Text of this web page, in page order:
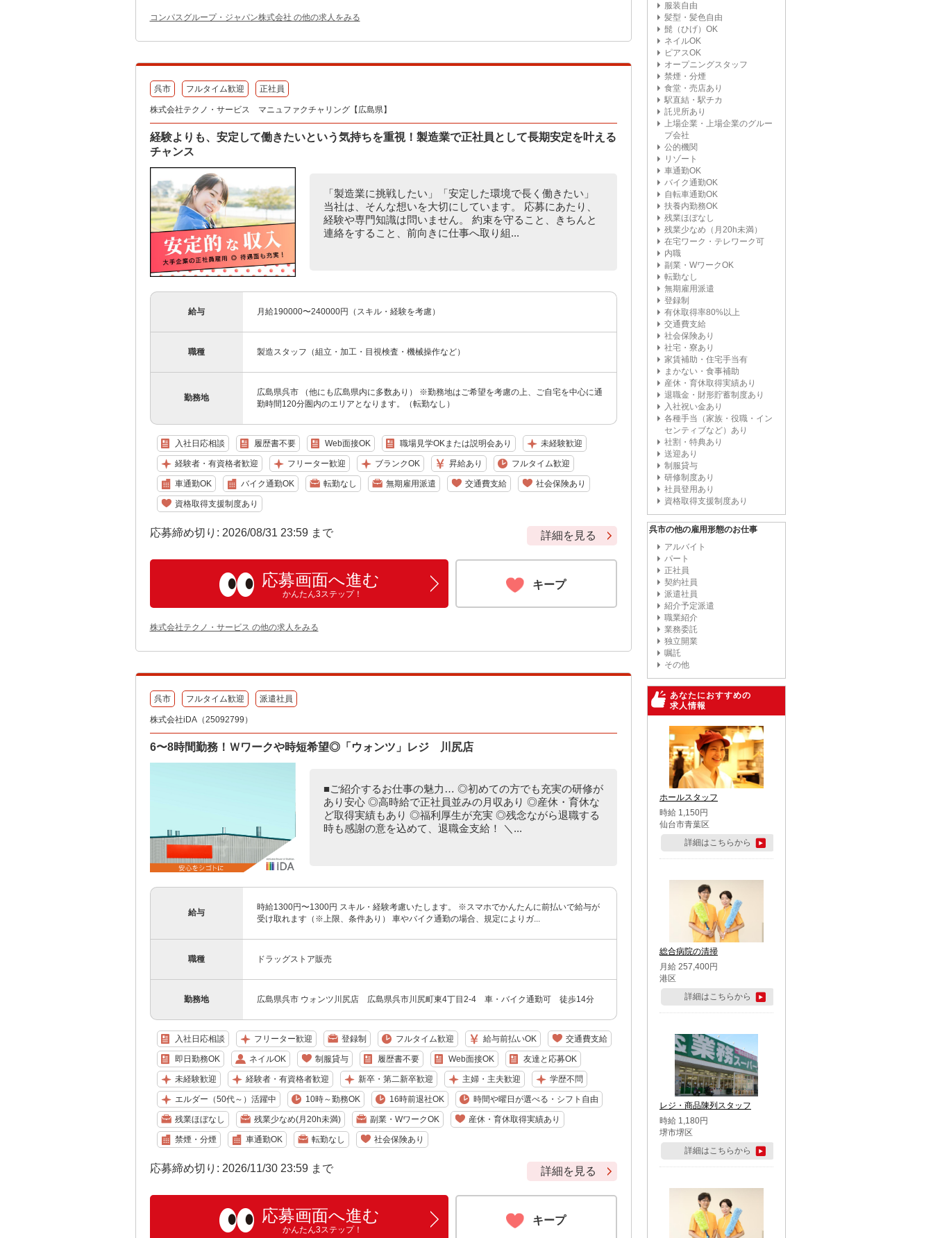
コンパスグループ・ジャパン株式会社 の他の求人をみる
呉市 フルタイム歓迎 正社員
株式会社テクノ・サービス マニュファクチャリング【広島県】
経験よりも、安定して働きたいという気持ちを重視！製造業で正社員として長期安定を叶える
チャンス
「製造業に挑戦したい」「安定した環境で長く働きたい」
当社は、そんな想いを大切にしています。 応募にあたり、
経験や専門知識は問いません。 約束を守ること、きちんと
連絡をすること、前向きに仕事へ取り組...
給与 月給190000〜240000円（スキル・経験を考慮）
職種 製造スタッフ（組立・加工・目視検査・機械操作など）
勤務地
広島県呉市 （他にも広島県内に多数あり） ※勤務地はご希望を考慮の上、ご自宅を中心に通
勤時間120分圏内のエリアとなります。（転勤なし）
入社日応相談 履歴書不要 Web面接OK 職場見学OKまたは説明会あり 未経験歓迎
経験者・有資格者歓迎 フリーター歓迎 ブランクOK 昇給あり フルタイム歓迎
車通勤OK バイク通勤OK 転勤なし 無期雇用派遣 交通費支給 社会保険あり
資格取得支援制度あり
応募締め切り: 2026/08/31 23:59 まで 詳細を見る
応募画面へ進む
かんたん3ステップ！
キープ
株式会社テクノ・サービス の他の求人をみる
呉市 フルタイム歓迎 派遣社員
株式会社iDA（25092799）
6〜8時間勤務！Ｗワークや時短希望◎「ウォンツ」レジ 川尻店
■ご紹介するお仕事の魅力… ◎初めての方でも充実の研修が
あり安心 ◎高時給で正社員並みの月収あり ◎産休・育休な
ど取得実績もあり ◎福利厚生が充実 ◎残念ながら退職する
時も感謝の意を込めて、退職金支給！ ＼...
給与
時給1300円〜1300円 スキル・経験考慮いたします。 ※スマホでかんたんに前払いで給与が
受け取れます（※上限、条件あり） 車やバイク通勤の場合、規定によりガ...
職種 ドラッグストア販売
勤務地 広島県呉市 ウォンツ川尻店 広島県呉市川尻町東4丁目2-4 車・バイク通勤可 徒歩14分
入社日応相談 フリーター歓迎 登録制 フルタイム歓迎 給与前払いOK 交通費支給
即日勤務OK ネイルOK 制服貸与 履歴書不要 Web面接OK 友達と応募OK
未経験歓迎 経験者・有資格者歓迎 新卒・第二新卒歓迎 主婦・主夫歓迎 学歴不問
エルダー（50代～）活躍中 10時～勤務OK 16時前退社OK 時間や曜日が選べる・シフト自由
残業ほぼなし 残業少なめ(月20h未満) 副業・WワークOK 産休・育休取得実績あり
禁煙・分煙 車通勤OK 転勤なし 社会保険あり
応募締め切り: 2026/11/30 23:59 まで 詳細を見る
応募画面へ進む
かんたん3ステップ！
キープ
服装自由
髪型・髪色自由
髭（ひげ）OK
ネイルOK
ピアスOK
オープニングスタッフ
禁煙・分煙
食堂・売店あり
駅直結・駅チカ
託児所あり
上場企業・上場企業のグルー
プ会社
公的機関
リゾート
車通勤OK
バイク通勤OK
自転車通勤OK
扶養内勤務OK
残業ほぼなし
残業少なめ（月20h未満）
在宅ワーク・テレワーク可
内職
副業・WワークOK
転勤なし
無期雇用派遣
登録制
有休取得率80%以上
交通費支給
社会保険あり
社宅・寮あり
家賃補助・住宅手当有
まかない・食事補助
産休・育休取得実績あり
退職金・財形貯蓄制度あり
入社祝い金あり
各種手当（家族・役職・イン
センティブなど）あり
社割・特典あり
送迎あり
制服貸与
研修制度あり
社員登用あり
資格取得支援制度あり
呉市の他の雇用形態のお仕事
アルバイト
パート
正社員
契約社員
派遣社員
紹介予定派遣
職業紹介
業務委託
独立開業
嘱託
その他
あなたにおすすめの
求人情報
ホールスタッフ
時給 1,150円
仙台市青葉区
詳細はこちらから
総合病院の清掃
月給 257,400円
港区
詳細はこちらから
レジ・商品陳列スタッフ
時給 1,180円
堺市堺区
詳細はこちらから